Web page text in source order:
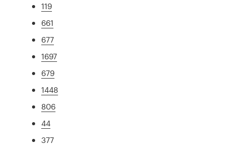
119
661
677
1697
679
1448
806
44
377